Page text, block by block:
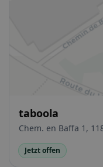
taboola
Chem. en Baffa 1,
Jetzt offen